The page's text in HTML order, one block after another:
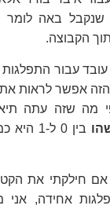
שנקבל באה לומר
הקבוצה.
אפשר לראות את
מה שזה עתה
חילקתי את
אחידה,